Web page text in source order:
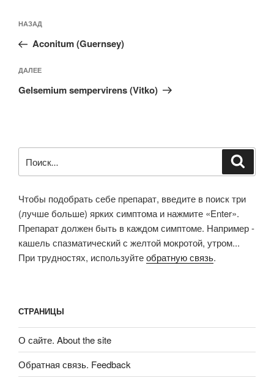
по
записям
Предыдущая
запись:
НАЗАД
Aconitum (Guernsey)
Следующая
запись
ДАЛЕЕ
Gelsemium sempervirens (Vitko)
Чтобы подобрать себе препарат, введите в поиск три
(лучше больше) ярких симптома и нажмите «Enter».
Препарат должен быть в каждом симптоме. Например -
кашель спазматический с желтой мокротой, утром...
При трудностях, используйтеобратную связь.
СТРАНИЦЫ
О сайте. About the site
Обратная связь. Feedback